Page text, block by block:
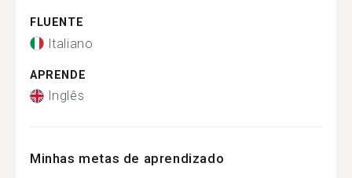
FLUENTE
Italiano
APRENDE
Inglês
Minhas metas de aprendizado